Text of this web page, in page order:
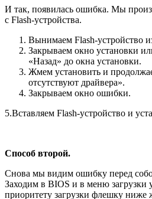
И так, появилась ошибка. Мы
с Flash-устройства.
Вынимаем Flash-устройство
Закрываем окно установки
«Назад» до окна установки.
Жмем установить и
отсутствуют драйвера».
Закрываем окно ошибки.
5.Вставляем Flash-устройство и
Способ второй.
Снова мы видим ошибку перед
Заходим в BIOS и в меню загрузки
приоритету загрузки флешку ниже